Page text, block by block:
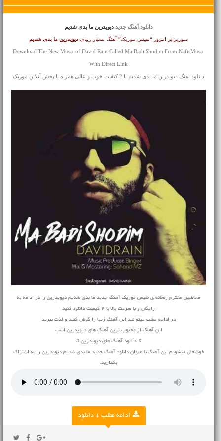
دانلود آهنگ جدید دیویدرین ما بدی شدیم
سورپرایز امروز “نفیس موزیک” آهنگ بسیار زیبای دیویدرین ما بدی شدیم
Download The New Music of David Rain Called Ma Badi Shodim From NafisMusic
With Direct Link
دانلود اهنگ دیویدرین ما بدی شدیم با 2 کیفیت خوب و عالی همراه با پخش آنلاین موزیک
مخاطبین محترم رسانه ی نفیس موزیک آهنگ جدید ما بدی شدیم دیویدرین را در ادامه به
رایگان و با سرعت بالا با 2 کیفیت دانلود کنید
در ادامه مطلب میتوانید این آهنگ زیبا را گوش کنید و لذت ببرید
این آهنگ از محبوب ترین آهنگ های دیویدرین است
♫ دانلود آهنگ های دیویدرین ♫
خوشحال میشویم این آهنگ با عنوان دانلود آهنگ جدید ما بدی شدیم دیویدرین را به اشتراک
بگذارید.
ادامه مطلب + دانلود